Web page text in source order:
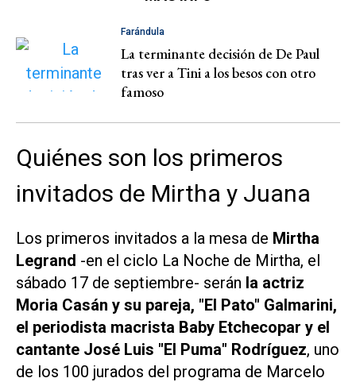
Farándula
La terminante decisión de De Paul
tras ver a Tini a los besos con otro
famoso
Quiénes son los primeros
invitados de Mirtha y Juana
Los primeros invitados a la mesa de Mirtha
Legrand -en el ciclo La Noche de Mirtha, el
sábado 17 de septiembre- serán la actriz
Moria Casán y su pareja, "El Pato" Galmarini,
el periodista macrista Baby Etchecopar y el
cantante José Luis "El Puma" Rodríguez, uno
de los 100 jurados del programa de Marcelo